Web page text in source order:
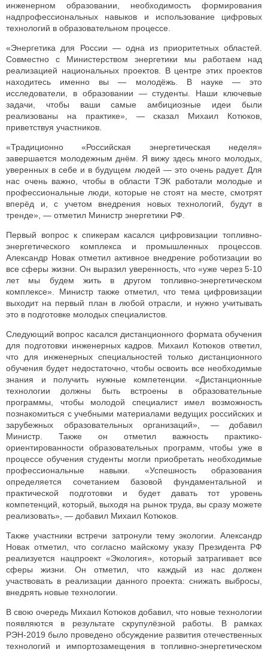
инженерном образовании, необходимость формирования
надпрофессиональных навыков и использование цифровых
технологий в образовательном процессе.
«Энергетика для России — одна из приоритетных областей.
Совместно с Министерством энергетики мы работаем над
реализацией национальных проектов. В центре этих проектов
находитесь именно вы — молодёжь. В науке — это
исследователи, в образовании — студенты. Наши ключевые
задачи, чтобы ваши самые амбициозные идеи были
реализованы на практике», — сказал Михаил Котюков,
приветствуя участников.
«Традиционно «Российская энергетическая неделя»
завершается молодежным днём. Я вижу здесь много молодых,
уверенных в себе и в будущем людей — это очень радует. Для
нас очень важно, чтобы в области ТЭК работали молодые и
профессиональные люди, которые не стоят на месте, смотрят
вперёд и, с учетом внедрения новых технологий, будут в
тренде», — отметил Министр энергетики РФ.
Первый вопрос к спикерам касался цифровизации топливно-
энергетического комплекса и промышленных процессов.
Александр Новак отметил активное внедрение роботизации во
все сферы жизни. Он выразил уверенность, что «уже через 5-10
лет мы будем жить в другом топливно-энергетическом
комплексе». Министр также отметил, что тема цифровизации
выходит на первый план в любой отрасли, и нужно учитывать
это в подготовке молодых специалистов.
Следующий вопрос касался дистанционного формата обучения
для подготовки инженерных кадров. Михаил Котюков ответил,
что для инженерных специальностей только дистанционного
обучения будет недостаточно, чтобы освоить все необходимые
знания и получить нужные компетенции. «Дистанционные
технологии должны быть встроены в образовательные
программы, чтобы молодой специалист имел возможность
познакомиться с учебными материалами ведущих российских и
зарубежных образовательных организаций», — добавил
Министр. Также он отметил важность практико-
ориентированности образовательных программ, чтобы уже в
процессе обучения студенты могли приобретать необходимые
профессиональные навыки. «Успешность образования
определяется сочетанием базовой фундаментальной и
практической подготовки и будет давать тот уровень
компетенций, который, выходя на рынок труда, вы сразу можете
реализовать», — добавил Михаил Котюков.
Также участники встречи затронули тему экологии. Александр
Новак отметил, что согласно майскому указу Президента РФ
реализуется нацпроект «Экология», который затрагивает все
сферы жизни. Он отметил, что каждый из нас должен
участвовать в реализации данного проекта: снижать выбросы,
внедрять новые технологии.
В свою очередь Михаил Котюков добавил, что новые технологии
появляются в результате скрупулёзной работы. В рамках
РЭН-2019 было проведено обсуждение развития отечественных
технологий и импортозамещения в топливно-энергетическом